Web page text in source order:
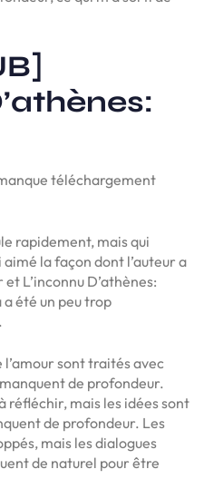
téléchargement
rapidement, mais qui
aimé la façon dont l’auteur a
L’inconnu D’athènes:
été un peu trop
sont traités avec
de profondeur.
réfléchir, mais les idées sont
de profondeur. Les
mais les dialogues
de naturel pour être